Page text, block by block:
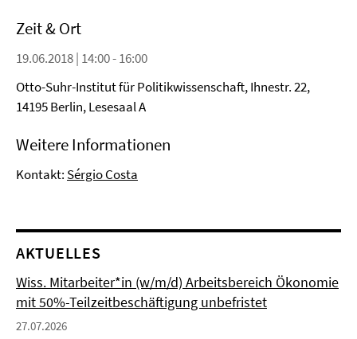
Zeit & Ort
19.06.2018 | 14:00 - 16:00
Otto-Suhr-Institut für Politikwissenschaft, Ihnestr. 22,
14195 Berlin, Lesesaal A
Weitere Informationen
Kontakt: Sérgio Costa
AKTUELLES
Wiss. Mitarbeiter*in (w/m/d) Arbeitsbereich Ökonomie
mit 50%-Teilzeitbeschäftigung unbefristet
27.07.2026